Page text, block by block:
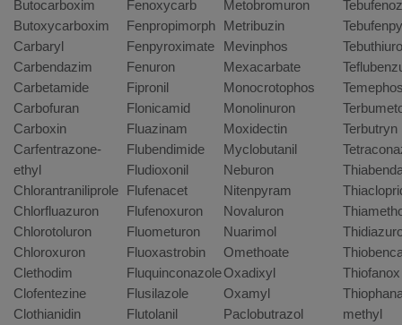
Butocarboxim
Butoxycarboxim
Carbaryl
Carbendazim
Carbetamide
Carbofuran
Carboxin
Carfentrazone-
ethyl
Chlorantraniliprole
Chlorfluazuron
Chlorotoluron
Chloroxuron
Clethodim
Clofentezine
Clothianidin
Fenoxycarb
Fenpropimorph
Fenpyroximate
Fenuron
Fipronil
Flonicamid
Fluazinam
Flubendimide
Fludioxonil
Flufenacet
Flufenoxuron
Fluometuron
Fluoxastrobin
Fluquinconazole
Flusilazole
Flutolanil
Metobromuron
Metribuzin
Mevinphos
Mexacarbate
Monocrotophos
Monolinuron
Moxidectin
Myclobutanil
Neburon
Nitenpyram
Novaluron
Nuarimol
Omethoate
Oxadixyl
Oxamyl
Paclobutrazol
Terbutryn
Thiofanox
methyl